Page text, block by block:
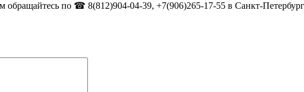
обращайтесь по ☎ 8(812)904-04-39, +7(906)265-17-55 в Санкт-